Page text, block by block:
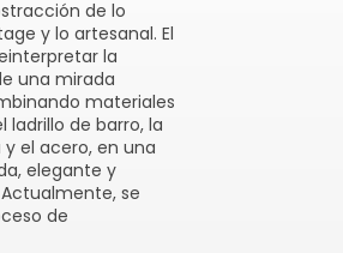
de lo
y lo artesanal. El
la
una mirada
materiales
de barro, la
el acero, en una
elegante y
se
de